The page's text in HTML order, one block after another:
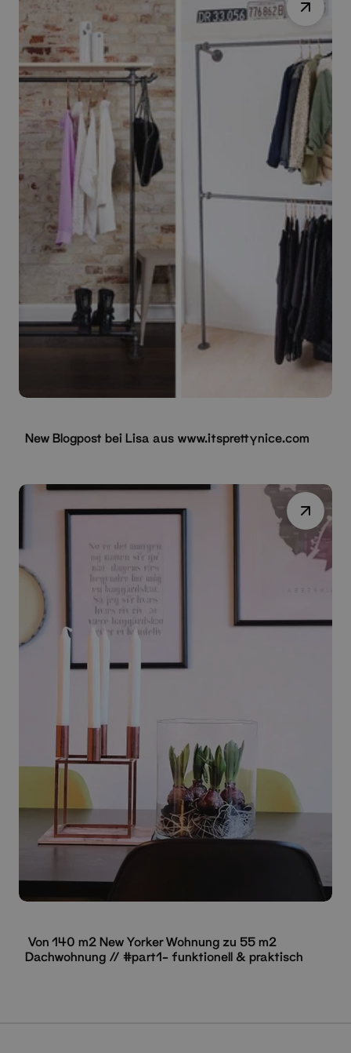
New Blogpost bei Lisa aus www.itsprettynice.com
Von 140 m2 New Yorker Wohnung zu 55 m2
Dachwohnung // #part1- funktionell & praktisch